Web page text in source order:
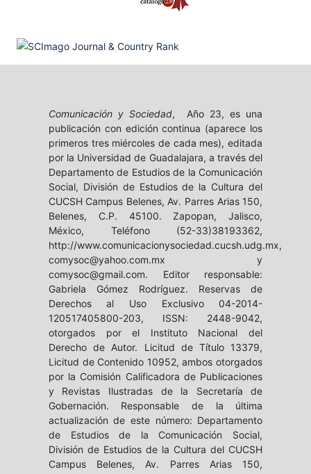
Comunicación y Sociedad, Año 23, es una
publicación con edición continua (aparece los
primeros tres miércoles de cada mes), editada
por la Universidad de Guadalajara, a través del
Departamento de Estudios de la Comunicación
Social, División de Estudios de la Cultura del
CUCSH Campus Belenes, Av. Parres Arias 150,
Belenes, C.P. 45100. Zapopan, Jalisco,
México, Teléfono (52-33)38193362,
http://www.comunicacionysociedad.cucsh.udg.mx,
comysoc@yahoo.com.mx y
comysoc@gmail.com. Editor responsable:
Gabriela Gómez Rodríguez. Reservas de
Derechos al Uso Exclusivo 04-2014-
120517405800-203, ISSN: 2448-9042,
otorgados por el Instituto Nacional del
Derecho de Autor. Licitud de Título 13379,
Licitud de Contenido 10952, ambos otorgados
por la Comisión Calificadora de Publicaciones
y Revistas Ilustradas de la Secretaría de
Gobernación. Responsable de la última
actualización de este número: Departamento
de Estudios de la Comunicación Social,
División de Estudios de la Cultura del CUCSH
Campus Belenes, Av. Parres Arias 150,